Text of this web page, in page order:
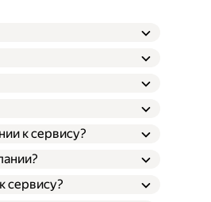
к сервису?
сервису?